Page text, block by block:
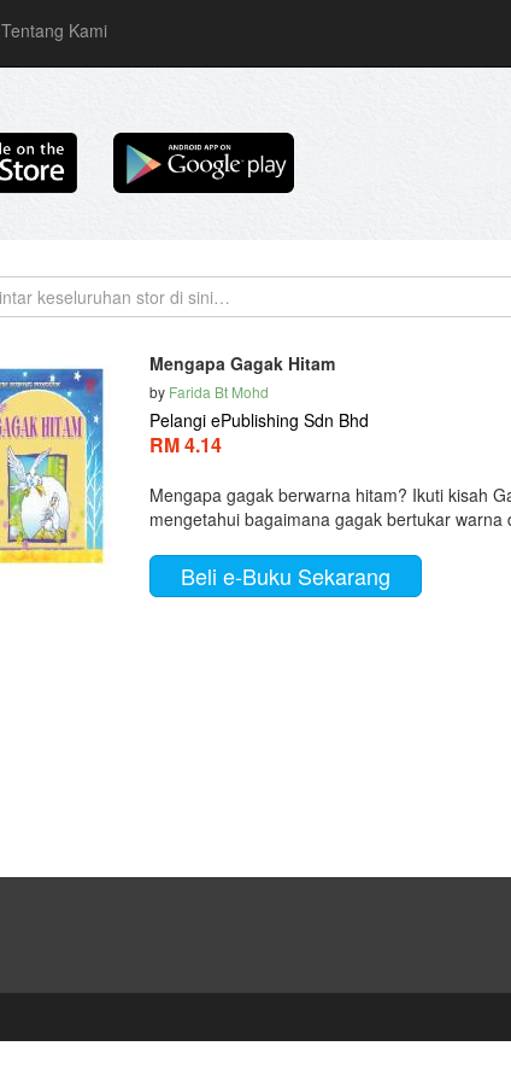
Tentang Kami
Mengapa Gagak Hitam
by Farida Bt Mohd
Pelangi ePublishing Sdn Bhd
RM 4.14
Mengapa gagak berwarna hitam? Ikuti kisah
mengetahui bagaimana gagak bertukar
Beli e-Buku Sekarang